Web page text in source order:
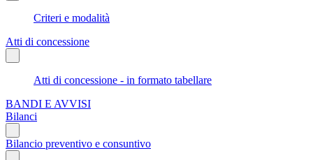
Criteri e modalità
Atti di concessione
Atti di concessione - in formato tabellare
BANDI E AVVISI
Bilanci
Bilancio preventivo e consuntivo